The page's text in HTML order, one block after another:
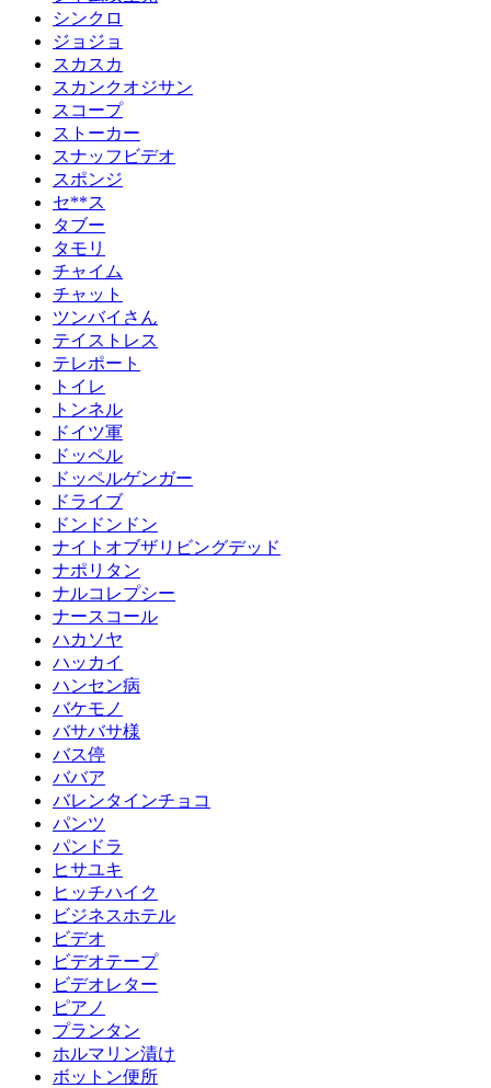
シンクロ
ジョジョ
スカスカ
スカンクオジサン
スコープ
ストーカー
スナッフビデオ
スポンジ
セ**ス
タブー
タモリ
チャイム
チャット
ツンバイさん
テイストレス
テレポート
トイレ
トンネル
ドイツ軍
ドッペル
ドッペルゲンガー
ドライブ
ドンドンドン
ナイトオブザリビングデッド
ナポリタン
ナルコレプシー
ナースコール
ハカソヤ
ハッカイ
ハンセン病
バケモノ
バサバサ様
バス停
ババア
バレンタインチョコ
パンツ
パンドラ
ヒサユキ
ヒッチハイク
ビジネスホテル
ビデオ
ビデオテープ
ビデオレター
ピアノ
プランタン
ホルマリン漬け
ボットン便所